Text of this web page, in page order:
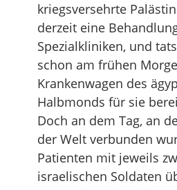
kriegsversehrte
derzeit eine
Spezialkliniken, und
schon am frühen
Krankenwagen des
Halbmonds für sie
Doch an dem Tag, an
der Welt verbunden
Patienten mit jeweils
israelischen Soldaten